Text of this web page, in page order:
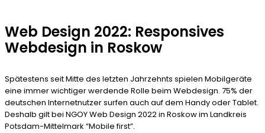
Web Design 2022: Responsives
Webdesign in Roskow
Spätestens seit Mitte des letzten Jahrzehnts spielen Mobilgeräte
eine immer wichtiger werdende Rolle beim Webdesign. 75% der
deutschen Internetnutzer surfen auch auf dem Handy oder Tablet.
Deshalb gilt bei NGOY Web Design 2022 in Roskow im Landkreis
Potsdam-Mittelmark “Mobile first”.